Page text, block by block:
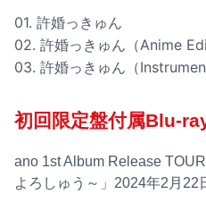
01. 許婚っきゅん
02. 許婚っきゅん（Anime
03. 許婚っきゅん（
初回限定盤付属Blu-
ano 1st Album Release
よろしゅう～」2024年2月22